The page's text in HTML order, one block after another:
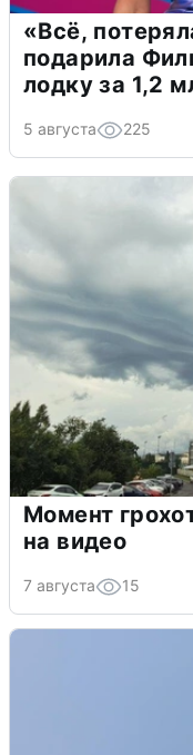
«Всё,
подарила
лодку за 1,2
5 августа 225
Момент
на видео
7 августа 15